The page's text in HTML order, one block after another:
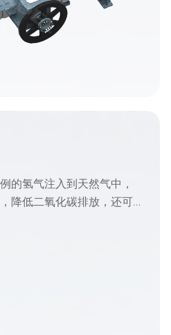
的氢气注入到天然气中，
降低二氧化碳排放，还可
用开拓更多的可能性。东
适配3%-30%掺氢比例，均